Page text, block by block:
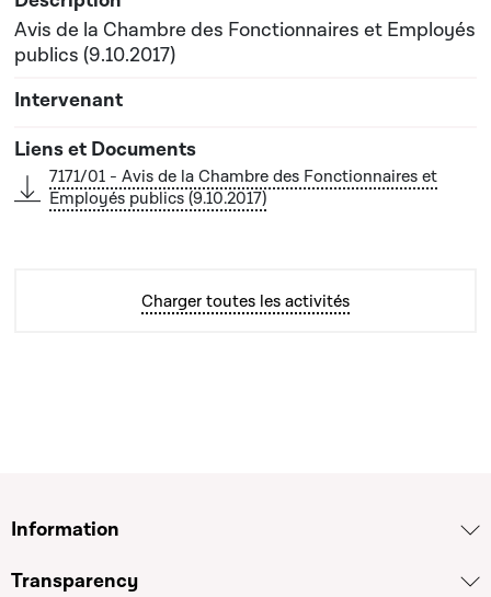
Avis de la Chambre des Fonctionnaires et Employés
publics (9.10.2017)
7171/01 - Avis de la Chambre des Fonctionnaires et
Employés publics (9.10.2017)
Charger toutes les activités
Information
Transparency